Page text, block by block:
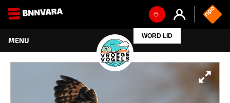
WORD LID